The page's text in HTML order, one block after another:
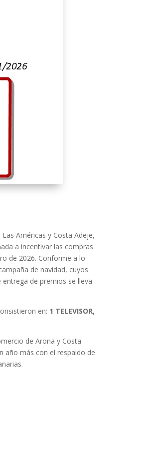
Américas y Costa Adeje,
a incentivar las compras
de 2026. Conforme a lo
de navidad, cuyos
de premios se lleva
en: 1 TELEVISOR,
de Arona y Costa
año más con el respaldo de